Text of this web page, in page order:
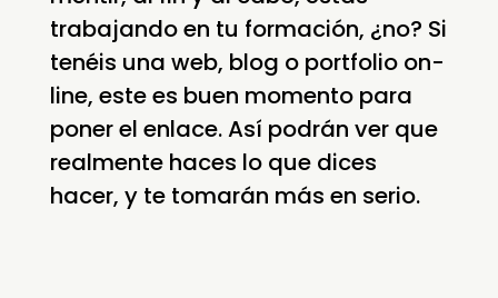
trabajando en tu formación, ¿no? Si
tenéis una web, blog o portfolio on-
line, este es buen momento para
poner el enlace. Así podrán ver que
realmente haces lo que dices
hacer, y te tomarán más en serio.